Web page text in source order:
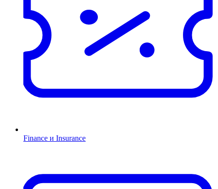
Finance и Insurance